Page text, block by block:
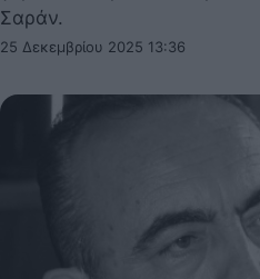
Σαράν.
25 Δεκεμβρίου 2025 13:36